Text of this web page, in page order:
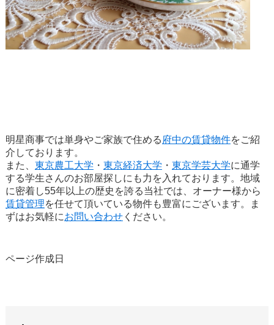
明星商事では単身やご家族で住める 府中の賃貸物件をご紹
介しております。
また、 東京農工大学 ・ 東京経済大学 ・ 東京学芸大学に通学
する学生さんのお部屋探しにも力を入れております。地域
に密着し55年以上の歴史を誇る当社では、オーナー様から
賃貸管理を任せて頂いている物件も豊富にございます。ま
ずはお気軽にお問い合わせください。
ページ作成日